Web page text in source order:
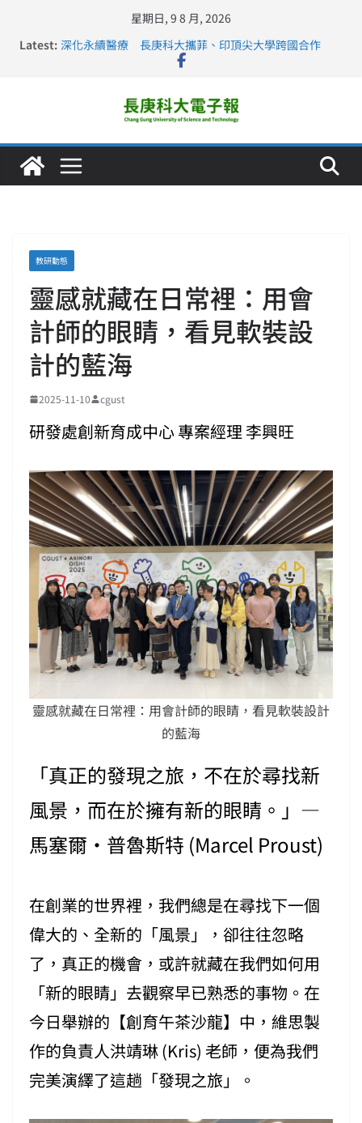
星期日, 9 8 月, 2026
Latest: 深化永續醫療 長庚科大攜菲、印頂尖大學跨國合作
長庚科大訪凱瑟醫療集團、美容學校收穫豐
仁德醫專與長庚科大締結策略聯盟 培育護理尖兵
長庚科大連四年穩居《遠見》醫學大學第5名 辦學實力再
教研動態
靈感就藏在日常裡：用會
計師的眼睛，看見軟裝設
計的藍海
2025-11-10 cgust
研發處創新育成中心 專案經理 李興旺
靈感就藏在日常裡：用會計師的眼睛，看見軟裝設計
的藍海
「真正的發現之旅，不在於尋找新
風景，而在於擁有新的眼睛。」—
馬塞爾·普魯斯特 (Marcel Proust)
在創業的世界裡，我們總是在尋找下一個
偉大的、全新的「風景」，卻往往忽略
了，真正的機會，或許就藏在我們如何用
「新的眼睛」去觀察早已熟悉的事物。在
今日舉辦的【創育午茶沙龍】中，維思製
作的負責人洪靖琳 (Kris) 老師，便為我們
完美演繹了這趟「發現之旅」。